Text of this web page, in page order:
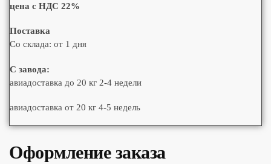
цена с НДС 22%
Поставка
Со склада: от 1 дня
С завода:
авиадоставка до 20 кг 2-4 недели
авиадоставка от 20 кг 4-5 недель
Оформление заказа